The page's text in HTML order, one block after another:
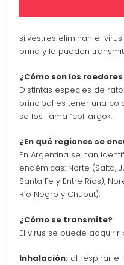
silvestres eliminan el
orina y lo pueden
¿Cómo son los
Distintas especies de
principal es tener una
se los llama “colilargo».
¿En qué regiones se
En Argentina se han
endémicas: Norte (Salta,
Santa Fe y Entre Ríos),
Río Negro y Chubut).
¿Cómo se transmite?
El virus se puede adquirir
Inhalación: al respirar el